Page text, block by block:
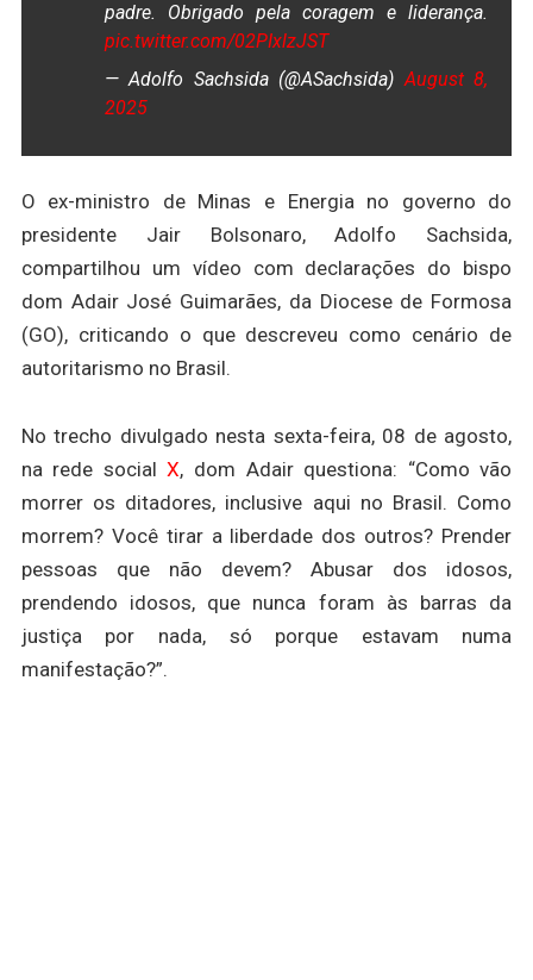
padre. Obrigado pela coragem e liderança.
pic.twitter.com/02PIxlzJST
— Adolfo Sachsida (@ASachsida)August 8,
2025
O ex-ministro de Minas e Energia no governo do
presidente Jair Bolsonaro, Adolfo Sachsida,
compartilhou um vídeo com declarações do bispo
dom Adair José Guimarães, da Diocese de Formosa
(GO), criticando o que descreveu como cenário de
autoritarismo no Brasil.
No trecho divulgado nesta sexta-feira, 08 de agosto,
na rede socialX, dom Adair questiona: “Como vão
morrer os ditadores, inclusive aqui no Brasil. Como
morrem? Você tirar a liberdade dos outros? Prender
pessoas que não devem? Abusar dos idosos,
prendendo idosos, que nunca foram às barras da
justiça por nada, só porque estavam numa
manifestação?”.